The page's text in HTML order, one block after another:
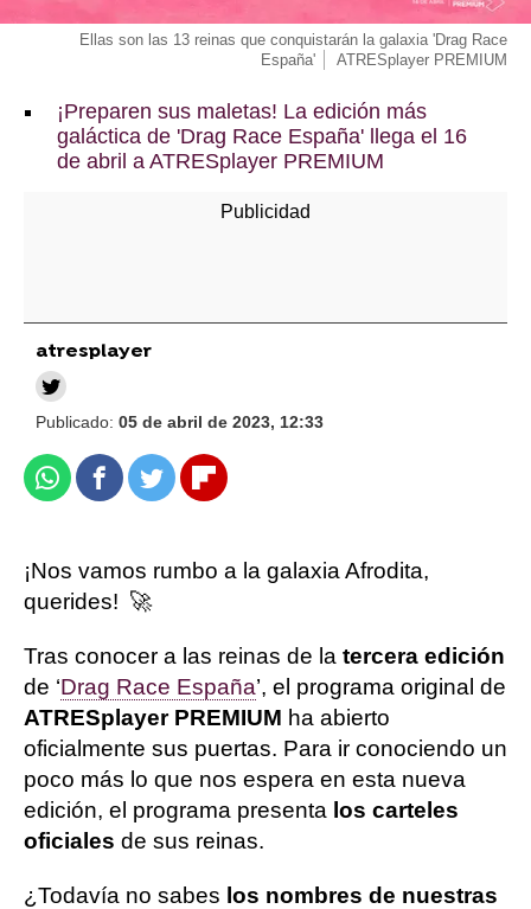
Ellas son las 13 reinas que conquistarán la galaxia 'Drag Race
España'
ATRESplayer PREMIUM
¡Preparen sus maletas! La edición más
galáctica de 'Drag Race España' llega el 16
de abril a ATRESplayer PREMIUM
atresplayer
Publicado: 05 de abril de 2023, 12:33
WhatsappFacebook
TwitterFlipboard
¡Nos vamos rumbo a la galaxia Afrodita,
querides! 🚀
Tras conocer a las reinas de la tercera edición
de ‘Drag Race España’, el programa original de
ATRESplayer PREMIUM ha abierto
oficialmente sus puertas. Para ir conociendo un
poco más lo que nos espera en esta nueva
edición, el programa presenta los carteles
oficiales de sus reinas.
¿Todavía no sabes los nombres de nuestras